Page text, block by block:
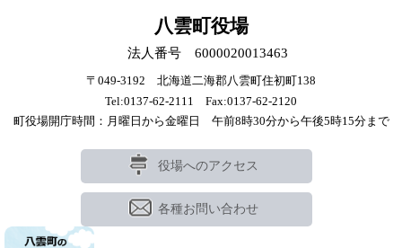
八雲町役場
法人番号 6000020013463
〒049-3192 北海道二海郡八雲町住初町138
Tel:0137-62-2111 Fax:0137-62-2120
町役場開庁時間：月曜日から金曜日 午前8時30分から午後5時15分まで
役場へのアクセス
各種お問い合わせ